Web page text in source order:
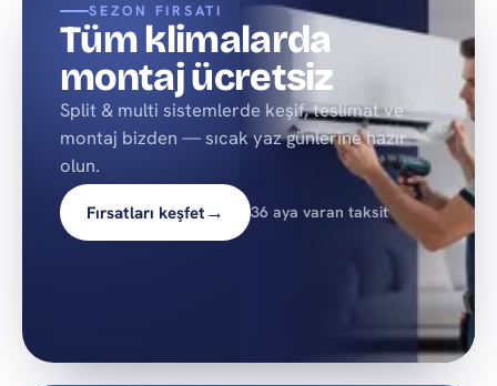
SEZON FIRSATI
Tüm klimalarda
montaj ücretsiz
Split & multi sistemlerde keşif, teslimat ve
montaj bizden — sıcak yaz günlerine hazır
olun.
Fırsatları keşfet → 36 aya varan taksit